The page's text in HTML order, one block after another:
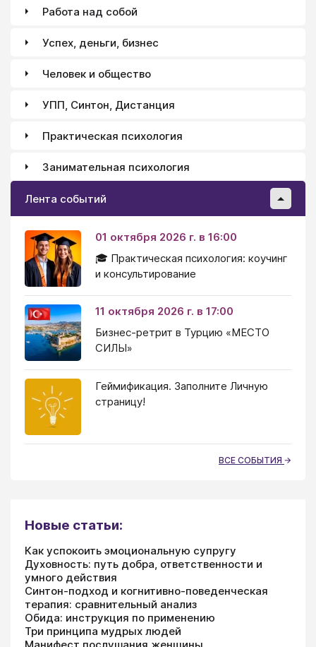
Работа над собой
Успех, деньги, бизнес
Человек и общество
УПП, Синтон, Дистанция
Практическая психология
Занимательная психология
Лента событий
01 октября 2026 г. в 16:00
🎓 Практическая психология: коучинг
и консультирование
11 октября 2026 г. в 17:00
Бизнес-ретрит в Турцию «МЕСТО
СИЛЫ»
Геймификация. Заполните Личную
страницу!
ВСЕ СОБЫТИЯ
Новые статьи:
Как успокоить эмоциональную супругу
Духовность: путь добра, ответственности и
умного действия
Синтон-подход и когнитивно-поведенческая
терапия: сравнительный анализ
Обида: инструкция по применению
Три принципа мудрых людей